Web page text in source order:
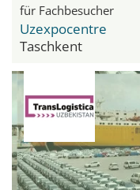
für Fachbesucher
Uzexpocentre
Taschkent